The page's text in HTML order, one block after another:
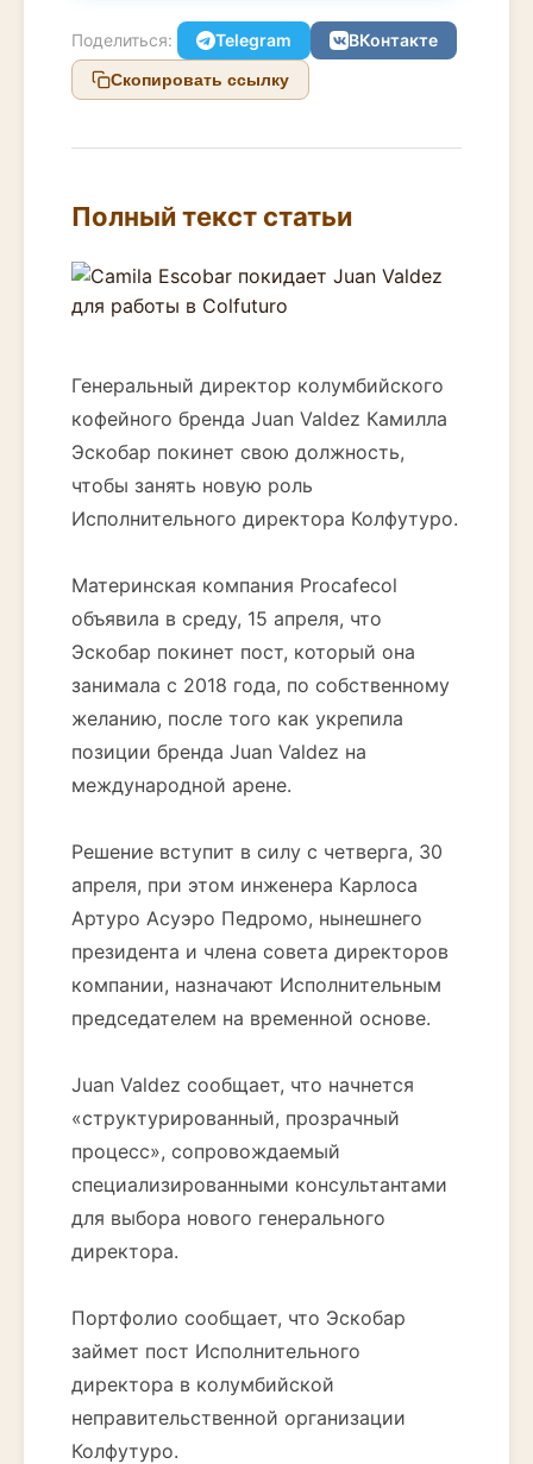
Поделиться: Telegram ВКонтакте
Скопировать ссылку
Полный текст статьи
Генеральный директор колумбийского
кофейного бренда Juan Valdez Камилла
Эскобар покинет свою должность,
чтобы занять новую роль
Исполнительного директора Колфутуро.
Материнская компания Procafecol
объявила в среду, 15 апреля, что
Эскобар покинет пост, который она
занимала с 2018 года, по собственному
желанию, после того как укрепила
позиции бренда Juan Valdez на
международной арене.
Решение вступит в силу с четверга, 30
апреля, при этом инженера Карлоса
Артуро Асуэро Педромо, нынешнего
президента и члена совета директоров
компании, назначают Исполнительным
председателем на временной основе.
Juan Valdez сообщает, что начнется
«структурированный, прозрачный
процесс», сопровождаемый
специализированными консультантами
для выбора нового генерального
директора.
Портфолио сообщает, что Эскобар
займет пост Исполнительного
директора в колумбийской
неправительственной организации
Колфутуро.